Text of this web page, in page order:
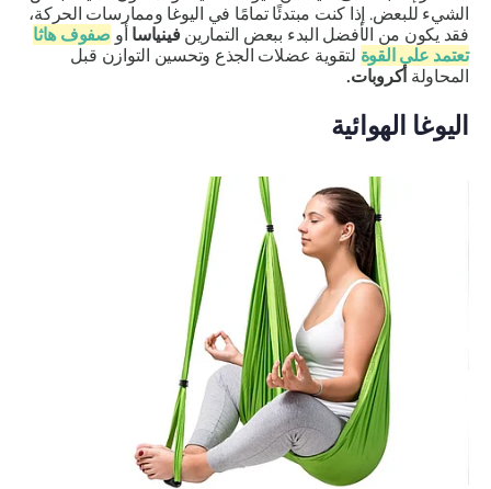
الشيء للبعض. إذا كنت مبتدئًا تمامًا في اليوغا وممارسات الحركة،
فقد يكون من الأفضل البدء ببعض التمارينفينياساأوصفوفهاثا
تعتمد على القوةلتقوية عضلات الجذع وتحسين التوازن قبل
المحاولةأكروبات.
اليوغا الهوائية